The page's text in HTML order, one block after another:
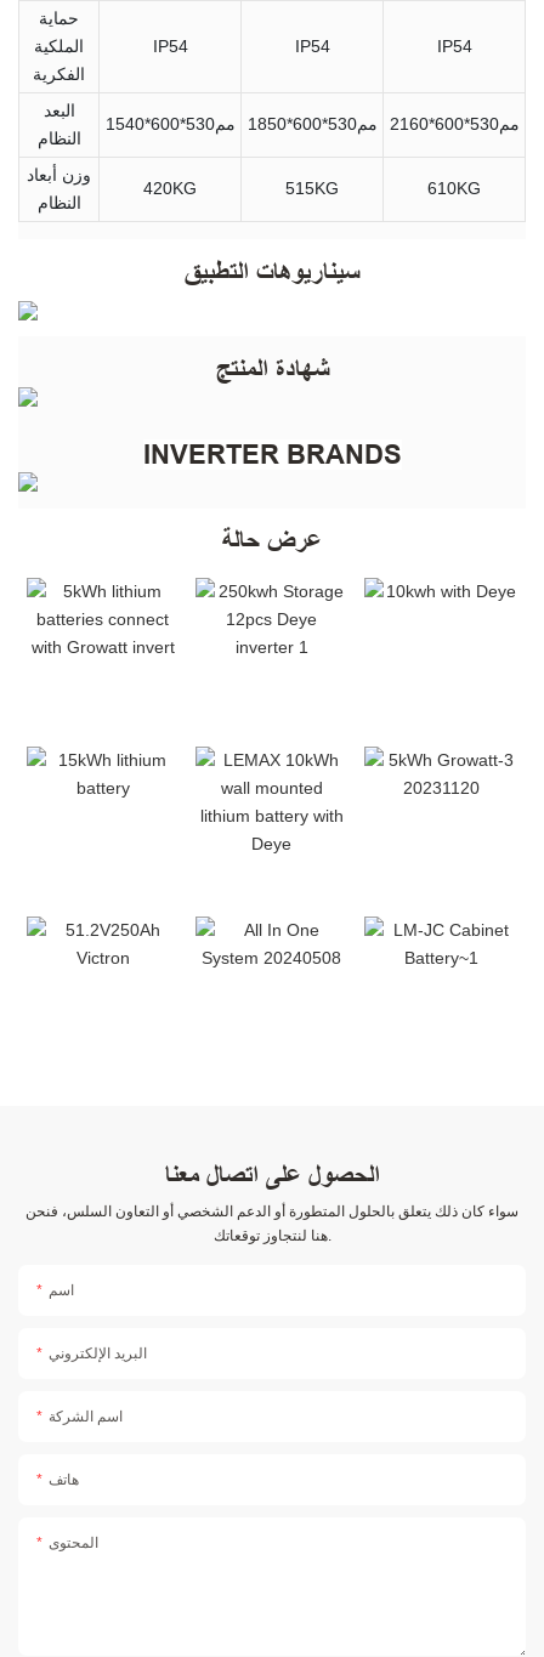
حماية
الملكية
الفكرية
IP54 IP54 IP54
البعد
النظام
مم530*600*1540 مم530*600*1850 مم530*600*2160
وزن أبعاد
النظام
420KG 515KG 610KG
سيناريوهات التطبيق
شهادة المنتج
INVERTER BRANDS
عرض حالة
الحصول على اتصال معنا
سواء كان ذلك يتعلق بالحلول المتطورة أو الدعم الشخصي أو التعاون السلس، فنحن
هنا لنتجاوز توقعاتك.
اسم
البريد الإلكتروني
اسم الشركة
هاتف
المحتوى